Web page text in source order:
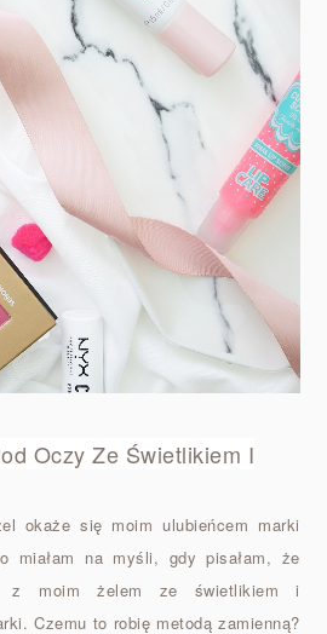
Oczy Ze Świetlikiem I
okaże się moim ulubieńcem marki
miałam na myśli, gdy pisałam, że
z moim żelem ze świetlikiem i
Czemu to robię metodą zamienną?